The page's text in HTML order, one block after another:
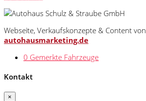
Webseite, Verkaufskonzepte & Content von
autohausmarketing.de
0 Gemerkte Fahrzeuge
Kontakt
×